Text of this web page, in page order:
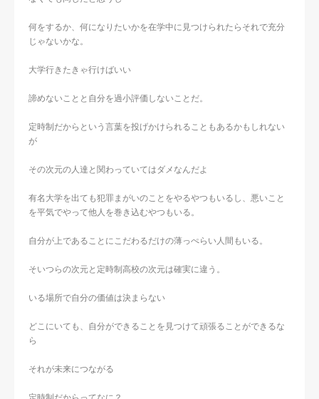
何をするか、何になりたいかを在学中に見つけられたらそれで充分
じゃないかな。
大学行きたきゃ行けばいい
諦めないことと自分を過小評価しないことだ。
定時制だからという言葉を投げかけられることもあるかもしれない
が
その次元の人達と関わっていてはダメなんだよ
有名大学を出ても犯罪まがいのことをやるやつもいるし、悪いこと
を平気でやって他人を巻き込むやつもいる。
自分が上であることにこだわるだけの薄っぺらい人間もいる。
そいつらの次元と定時制高校の次元は確実に違う。
いる場所で自分の価値は決まらない
どこにいても、自分ができることを見つけて頑張ることができるな
ら
それが未来につながる